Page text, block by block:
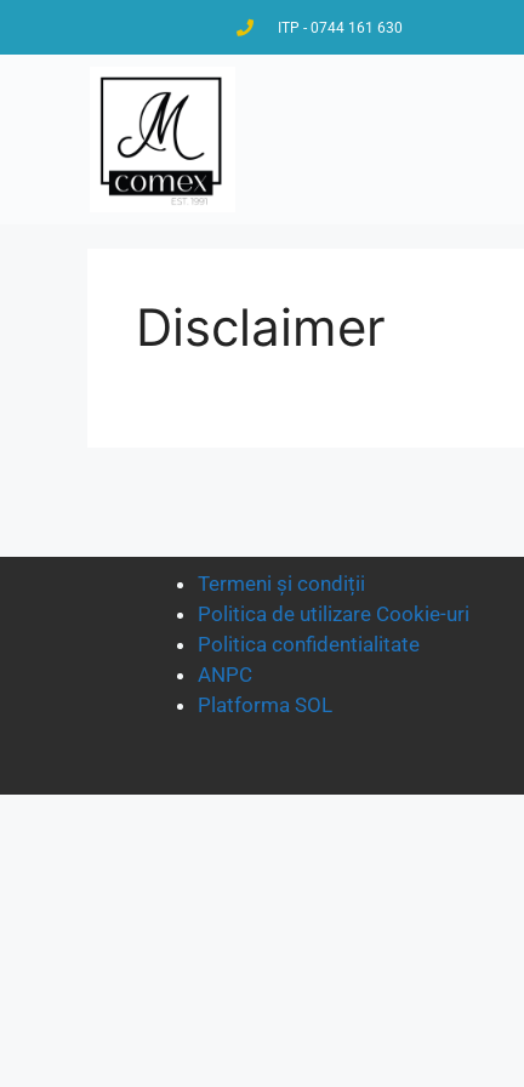
ITP - 0744 161 630
Disclaimer
Termeni și condiții
Politica de utilizare Cookie-uri
Politica confidentialitate
ANPC
Platforma SOL